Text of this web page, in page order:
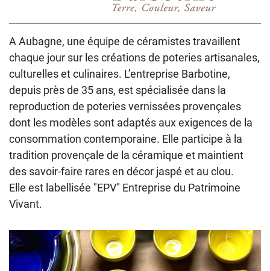
A Aubagne, une équipe de céramistes travaillent
chaque jour sur les créations de poteries artisanales,
culturelles et culinaires. L’entreprise Barbotine,
depuis près de 35 ans, est spécialisée dans la
reproduction de poteries vernissées provençales
dont les modèles sont adaptés aux exigences de la
consommation contemporaine. Elle participe à la
tradition provençale de la céramique et maintient
des savoir-faire rares en décor jaspé et au clou.
Elle est labellisée "EPV" Entreprise du Patrimoine
Vivant.